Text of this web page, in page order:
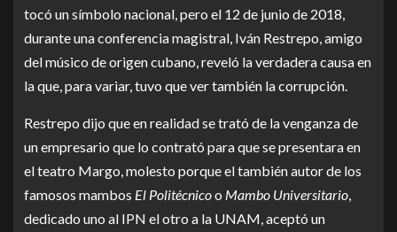
tocó un símbolo nacional, pero el 12 de junio de 2018,
durante una conferencia magistral, Iván Restrepo, amigo
del músico de origen cubano, reveló la verdadera causa en
la que, para variar, tuvo que ver también la corrupción.
Restrepo dijo que en realidad se trató de la venganza de
un empresario que lo contrató para que se presentara en
el teatro Margo, molesto porque el también autor de los
famosos mambos El Politécnicoo Mambo Universitario,
dedicado uno al IPN el otro a la UNAM, aceptó un